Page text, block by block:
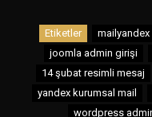
Etiketler mailyandex
joomla admin girişi
14 şubat resimli mesaj
yandex kurumsal mail
wordpress